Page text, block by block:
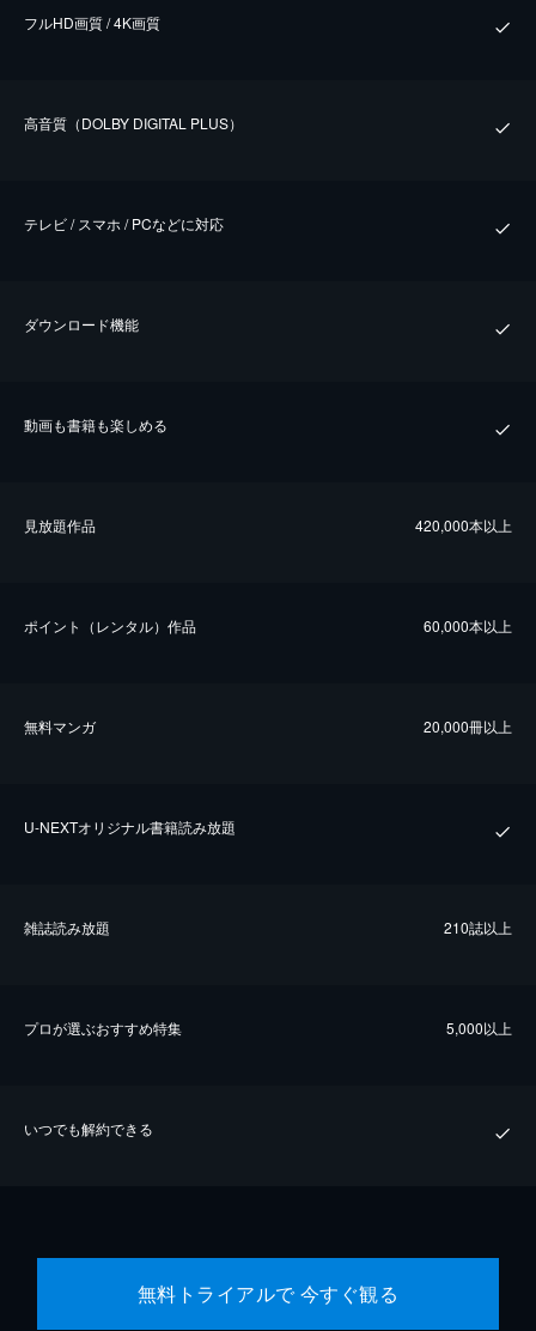
フルHD画質 / 4K画質
⾼⾳質（DOLBY DIGITAL PLUS）
テレビ / スマホ / PCなどに対応
ダウンロード機能
動画も書籍も楽しめる
⾒放題作品 420,000本以上
ポイント（レンタル）作品 60,000本以上
無料マンガ 20,000冊以上
U-NEXTオリジナル書籍読み放題
雑誌読み放題 210誌以上
プロが選ぶおすすめ特集 5,000以上
いつでも解約できる
無料トライアルで 今すぐ観る